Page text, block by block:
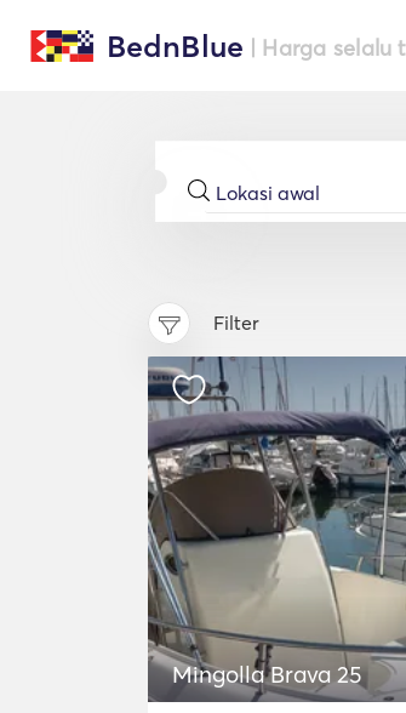
BednBlue | Harga selalu
Filter
Mingolla Brava 25